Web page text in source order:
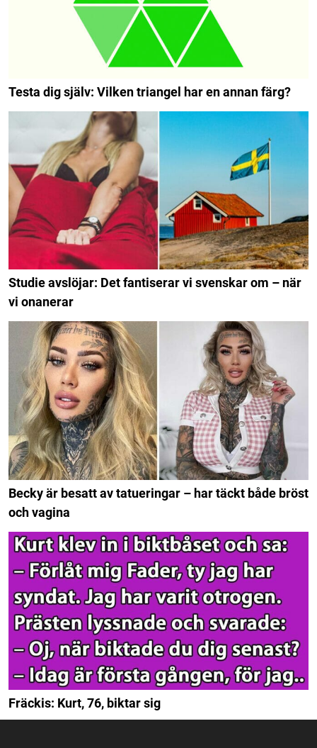
Testa dig själv: Vilken triangel har en annan färg?
Studie avslöjar: Det fantiserar vi svenskar om – när
vi onanerar
Becky är besatt av tatueringar – har täckt både bröst
och vagina
Fräckis: Kurt, 76, biktar sig